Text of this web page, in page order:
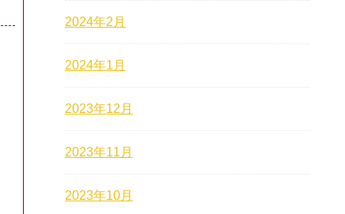
2024年2月
2024年1月
2023年12月
2023年11月
2023年10月